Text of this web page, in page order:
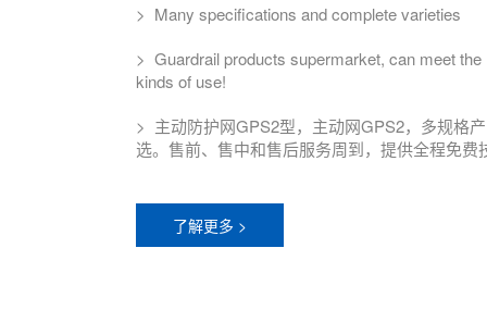
> Many specifications and complete varieties
> Guardrail products supermarket, can meet the
kinds of use!
> 主动防护网GPS2型，主动网GPS2，多规格
选。售前、售中和售后服务周到，提供全程免费
了解更多 >